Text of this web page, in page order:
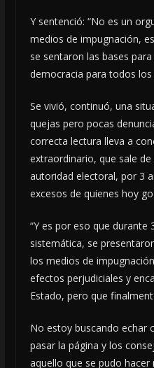
Y sentenció: “No es un
medios de impugnación,
se sentaron las bases
democracia para todos
Se vivió, continuó, una
quejas pero pocas
correcta lectura lleva a
extraordinario, que sale
autoridad electoral, por 3
excesos de quienes hoy
“Y es por eso que durante
sistemática, se
los medios de
efectos perjudiciales y
Estado, pero que
No estoy buscando echar
pasar la página y los
aquello que se pudo